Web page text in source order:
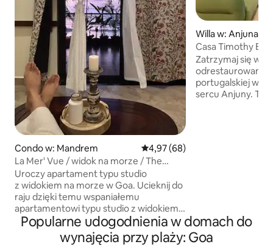
Condo w: Mandrem Średnia ocena: 4,97 na 5,
4,97 (68)
La Mer' Vue / widok na morze / The
blue's ashwe homestay
Uroczy apartament typu studio
z widokiem na morze w Goa. Ucieknij do
raju dzięki temu wspaniałemu
apartamentowi typu studio z widokiem
na morze, położonemu naprzeciwko
najpiękniejszej plaży Ashwem.
Usytuowane wzdłuż malowniczego
Willa w: Anjuna
Casa Timothy
NikSu]
Zatrzymaj się w
odrestaurowanej
portugalskiej willi
sercu Anjuny.
w odosobnionym
zapewnia
Popularne udogodnienia w domach do
wynajęcia przy plaży: Goa